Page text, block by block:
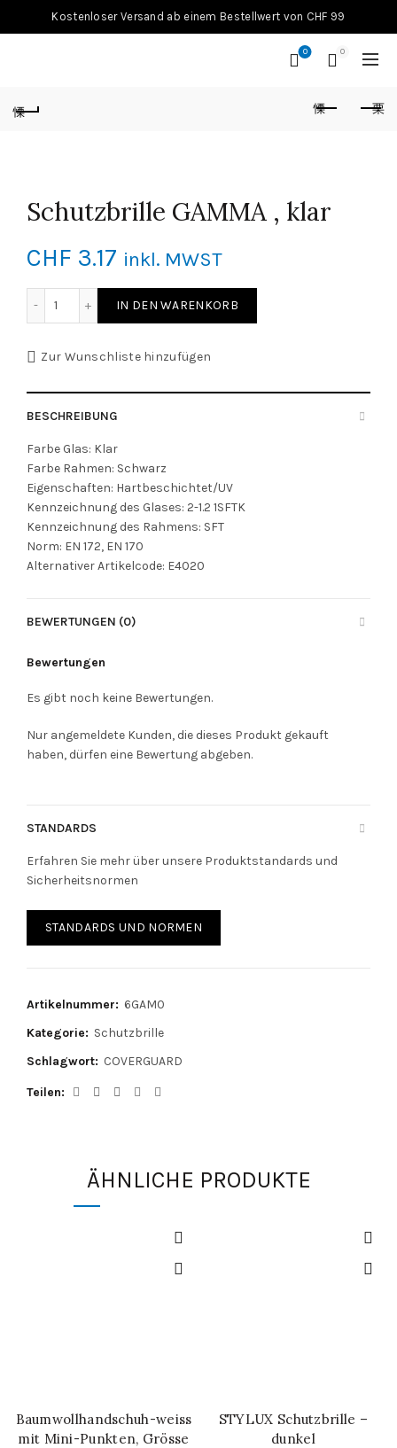
Kostenloser Versand ab einem Bestellwert von CHF 99
0 0
Schutzbrille GAMMA , klar
CHF 3.17 inkl. MWST
IN DEN WARENKORB
Zur Wunschliste hinzufügen
BESCHREIBUNG
Farbe Glas: Klar
Farbe Rahmen: Schwarz
Eigenschaften: Hartbeschichtet/UV
Kennzeichnung des Glases: 2-1.2 1SFTK
Kennzeichnung des Rahmens: SFT
Norm: EN 172, EN 170
Alternativer Artikelcode: E4020
BEWERTUNGEN (0)
Bewertungen
Es gibt noch keine Bewertungen.
Nur angemeldete Kunden, die dieses Produkt gekauft
haben, dürfen eine Bewertung abgeben.
STANDARDS
Erfahren Sie mehr über unsere Produktstandards und
Sicherheitsnormen
STANDARDS UND NORMEN
Artikelnummer: 6GAM0
Kategorie: Schutzbrille
Schlagwort: COVERGUARD
Teilen
ÄHNLICHE PRODUKTE
IN DEN WARENKORB
Baumwollhandschuh-weiss
mit Mini-Punkten, Grösse
IN DEN WARENKORB
STYLUX Schutzbrille –
dunkel